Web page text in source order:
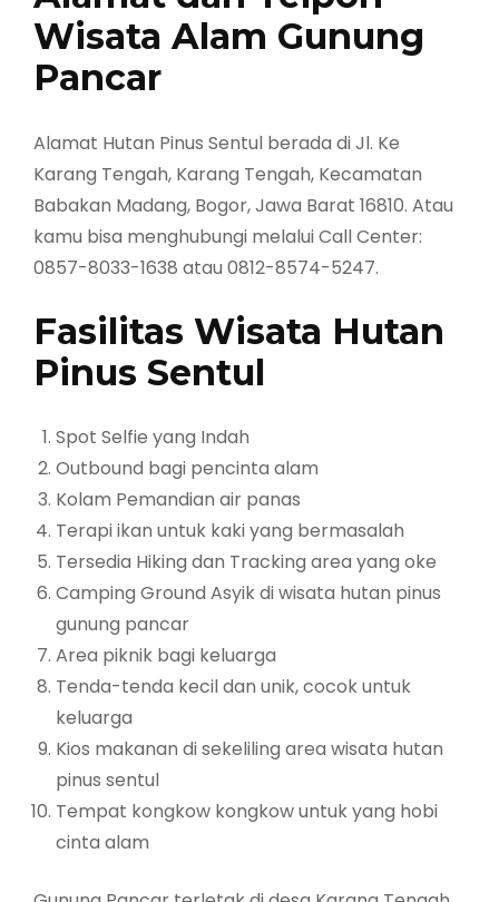
Wisata Alam Gunung
Pancar
Alamat Hutan Pinus Sentul berada di Jl. Ke
Karang Tengah, Karang Tengah, Kecamatan
Babakan Madang, Bogor, Jawa Barat 16810. Atau
kamu bisa menghubungi melalui Call Center:
0857-8033-1638 atau 0812-8574-5247.
Fasilitas Wisata Hutan
Pinus Sentul
Spot Selfie yang Indah
Outbound bagi pencinta alam
Kolam Pemandian air panas
Terapi ikan untuk kaki yang bermasalah
Tersedia Hiking dan Tracking area yang oke
Camping Ground Asyik di wisata hutan pinus
gunung pancar
Area piknik bagi keluarga
Tenda-tenda kecil dan unik, cocok untuk
keluarga
Kios makanan di sekeliling area wisata hutan
pinus sentul
Tempat kongkow kongkow untuk yang hobi
cinta alam